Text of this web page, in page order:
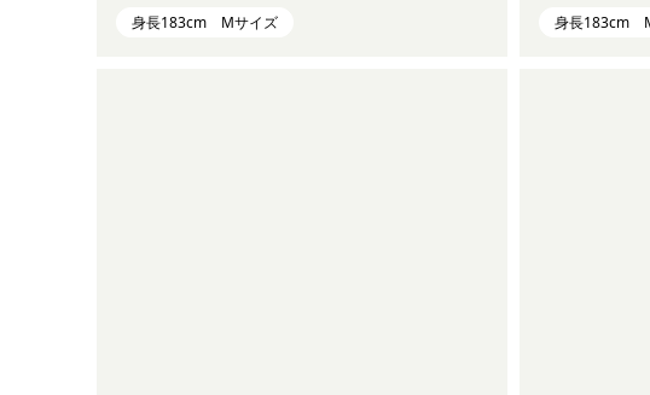
身長183cm Mサイズ 身長183cm